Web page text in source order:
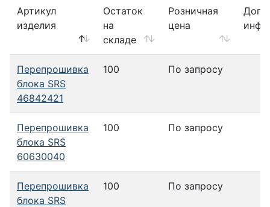
Артикул
изделия
Остаток
на
складе
Розничная
цена
Доп.
Перепрошивка
блока SRS
46842421
100 По запросу
Перепрошивка
блока SRS
60630040
100 По запросу
Перепрошивка
блока SRS
100 По запросу